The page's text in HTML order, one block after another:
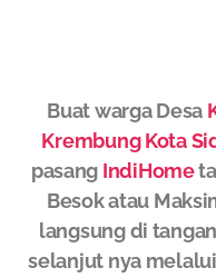
Buat warga Desa
Krembung Kota
pasang IndiHome
Besok atau
langsung di
selanjut nya